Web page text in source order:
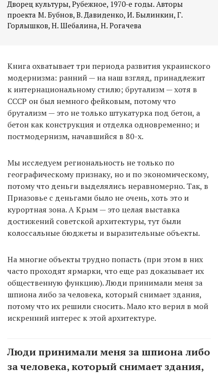
Дворец культуры, Рубежное, 1970-е годы. Авторы
проекта М. Бубнов, В. Давиденко, И. Былинкин, Г.
Горлышков, Н. Шебалина, Н. Рогачева
Книга охватывает три периода развития украинского
модернизма: ранний — на наш взгляд, принадлежит
к интернациональному стилю; брутализм — хотя в
СССР он был немного фейковым, потому что
брутализм — это не только штукатурка под бетон, а
бетон как конструкция и отделка одновременно; и
постмодернизм, начавшийся в 80-х.
Мы исследуем региональность не только по
географическому признаку, но и по экономическому,
потому что деньги выделялись неравномерно. Так, в
Приазовье с деньгами было не очень, хоть это и
курортная зона. А Крым — это целая выставка
достижений советской архитектуры, тут были
колоссальные бюджеты и выразительные объекты.
На многие объекты трудно попасть (при этом в них
часто проходят ярмарки, что еще раз доказывает их
общественную функцию). Люди принимали меня за
шпиона либо за человека, который снимает здания,
потому что их решили сносить. Мало кто верил в мой
искренний интерес к этой архитектуре.
Люди принимали меня за шпиона либо
за человека, который снимает здания,